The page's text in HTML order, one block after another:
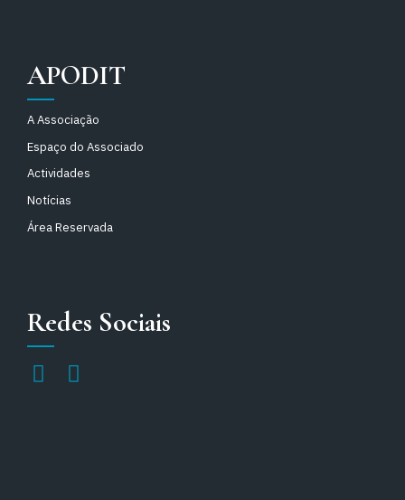
APODIT
A Associação
Espaço do Associado
Actividades
Notícias
Área Reservada
Redes Sociais